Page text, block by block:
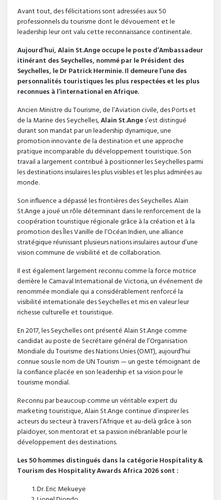
Avant tout, des félicitations sont adressées aux 50
professionnels du tourisme dont le dévouement et le
leadership leur ont valu cette reconnaissance continentale.
Aujourd’hui, Alain St.Ange occupe le poste d’Ambassadeur
itinérant des Seychelles, nommé par le Président des
Seychelles, le Dr Patrick Herminie. Il demeure l’une des
personnalités touristiques les plus respectées et les plus
reconnues à l’international en Afrique.
Ancien Ministre du Tourisme, de l’Aviation civile, des Ports et
de la Marine des Seychelles,Alain St.Anges’est distingué
durant son mandat par un leadership dynamique, une
promotion innovante de la destination et une approche
pratique incomparable du développement touristique. Son
travail a largement contribué à positionner les Seychelles parmi
les destinations insulaires les plus visibles et les plus admirées au
monde.
Son influence a dépassé les frontières des Seychelles. Alain
St.Ange a joué un rôle déterminant dans le renforcement de la
coopération touristique régionale grâce à la création et à la
promotion des Îles Vanille de l’Océan Indien, une alliance
stratégique réunissant plusieurs nations insulaires autour d’une
vision commune de visibilité et de collaboration.
Il est également largement reconnu comme la force motrice
derrière le Carnaval International de Victoria, un événement de
renommée mondiale qui a considérablement renforcé la
visibilité internationale des Seychelles et mis en valeur leur
richesse culturelle et touristique.
En 2017, les Seychelles ont présenté Alain St.Ange comme
candidat au poste de Secrétaire général de l’Organisation
Mondiale du Tourisme des Nations Unies (OMT), aujourd’hui
connue sous le nom de UN Tourism — un geste témoignant de
la confiance placée en son leadership et sa vision pour le
tourisme mondial.
Reconnu par beaucoup comme un véritable expert du
marketing touristique, Alain St.Ange continue d’inspirer les
acteurs du secteur à travers l’Afrique et au-delà grâce à son
plaidoyer, son mentorat et sa passion inébranlable pour le
développement des destinations.
Les 50 hommes distingués dans la catégorie Hospitality &
Tourism des Hospitality Awards Africa 2026 sont :
Dr. Eric Mekueye